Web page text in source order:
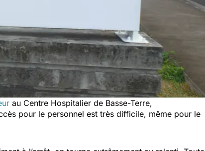
au Centre Hospitalier de Basse-Terre,
pour le personnel est très difficile, même pour le